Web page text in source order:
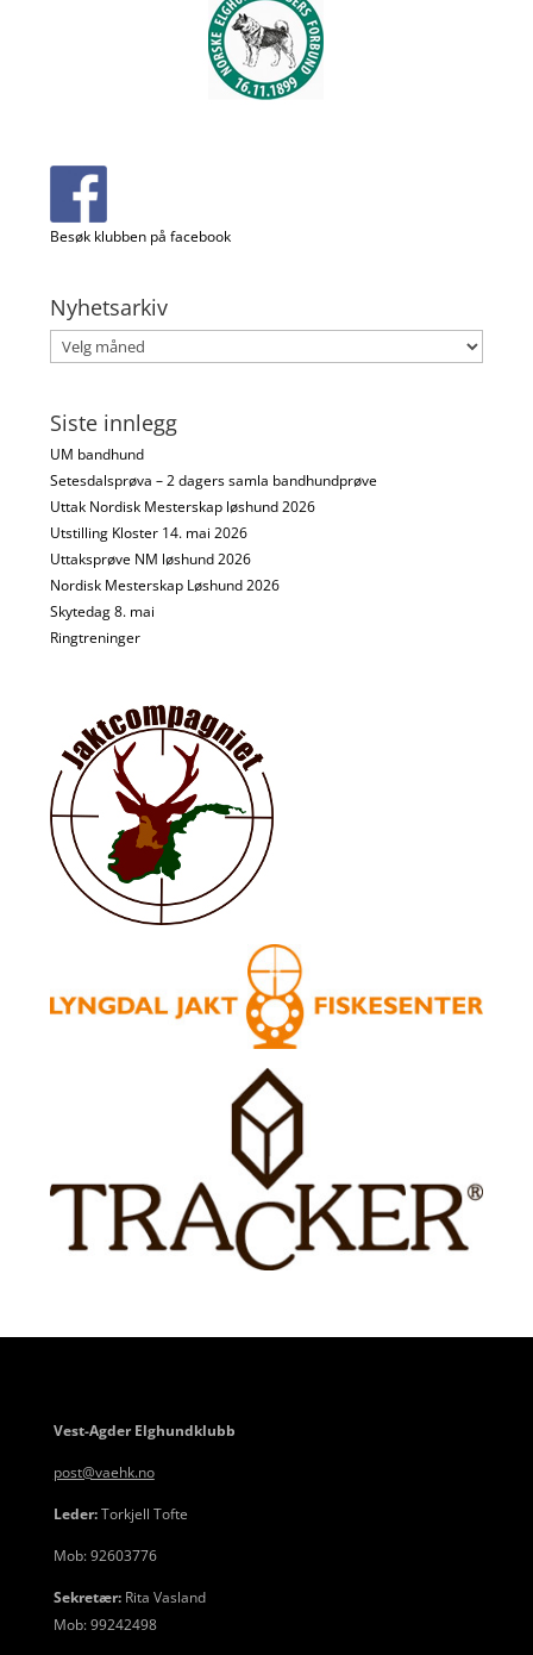
Besøk klubben på facebook
Nyhetsarkiv
Nyhetsarkiv
Siste innlegg
UM bandhund
Setesdalsprøva – 2 dagers samla bandhundprøve
Uttak Nordisk Mesterskap løshund 2026
Utstilling Kloster 14. mai 2026
Uttaksprøve NM løshund 2026
Nordisk Mesterskap Løshund 2026
Skytedag 8. mai
Ringtreninger
Vest-Agder Elghundklubb
post@vaehk.no
Leder:Torkjell Tofte
Mob: 92603776
Sekretær:Rita Vasland
Mob: 99242498